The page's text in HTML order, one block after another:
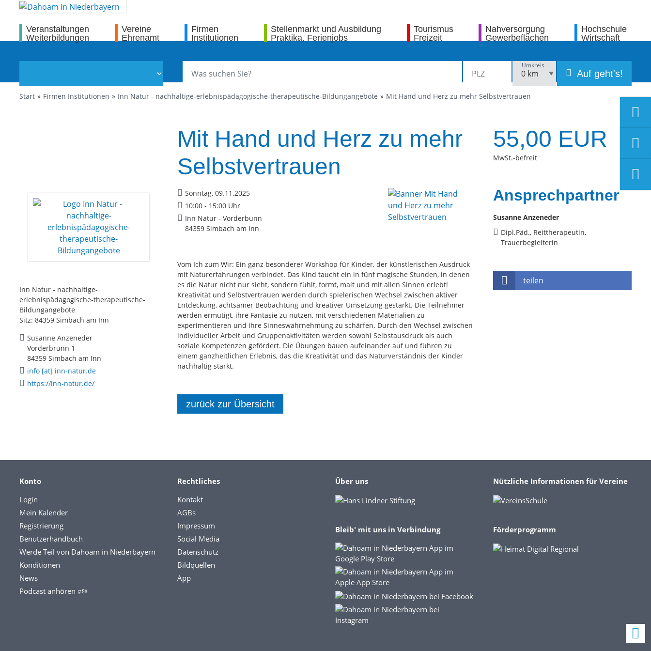
Veranstaltungen
Weiterbildungen
Vereine
Ehrenamt
Firmen
Institutionen
Stellenmarkt und Ausbildung
Praktika, Ferienjobs
Tourismus
Freizeit
Nahversorgung
Gewerbeflächen
Hochschule
Wirtschaft
Umkreis
Auf geht's!
Start Firmen Institutionen Inn Natur - nachhaltige-erlebnispädagogische-therapeutische-Bildungangebote Mit Hand und Herz zu mehr Selbstvertrauen
Inn Natur - nachhaltige-
erlebnispädagogische-therapeutische-
Bildungangebote
Sitz: 84359 Simbach am Inn
Susanne Anzeneder
Vorderbrunn 1
84359 Simbach am Inn
info [at] inn-natur.de
https://inn-natur.de/
Mit Hand und Herz zu mehr
Selbstvertrauen
Sonntag, 09.11.2025
10:00 - 15:00 Uhr
Inn Natur - Vorderbunn
84359 Simbach am Inn
Vom Ich zum Wir: Ein ganz besonderer Workshop für Kinder, der künstlerischen Ausdruck
mit Naturerfahrungen verbindet. Das Kind taucht ein in fünf magische Stunden, in denen
es die Natur nicht nur sieht, sondern fühlt, formt, malt und mit allen Sinnen erlebt!
Kreativität und Selbstvertrauen werden durch spielerischen Wechsel zwischen aktiver
Entdeckung, achtsamer Beobachtung und kreativer Umsetzung gestärkt. Die Teilnehmer
werden ermutigt, ihre Fantasie zu nutzen, mit verschiedenen Materialien zu
experimentieren und ihre Sinneswahrnehmung zu schärfen. Durch den Wechsel zwischen
individueller Arbeit und Gruppenaktivitäten werden sowohl Selbstausdruck als auch
soziale Kompetenzen gefördert. Die Übungen bauen aufeinander auf und führen zu
einem ganzheitlichen Erlebnis, das die Kreativität und das Naturverständnis der Kinder
nachhaltig stärkt.
zurück zur Übersicht
55,00 EUR
MwSt.-befreit
Ansprechpartner
Susanne Anzeneder
Dipl.Päd., Reittherapeutin,
Trauerbegleiterin
teilen
Konto
Login
Mein Kalender
Registrierung
Benutzerhandbuch
Werde Teil von Dahoam in Niederbayern
Konditionen
News
Podcast anhören 🕬
Rechtliches
Kontakt
AGBs
Impressum
Social Media
Datenschutz
Bildquellen
App
Über uns
Bleib' mit uns in Verbindung
Nützliche Informationen für Vereine
Förderprogramm